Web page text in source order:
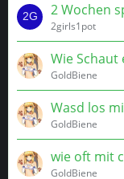
2 Wochen
2girls1pot
Wie Schaut
GoldBiene
Wasd los
GoldBiene
wie oft mit
GoldBiene